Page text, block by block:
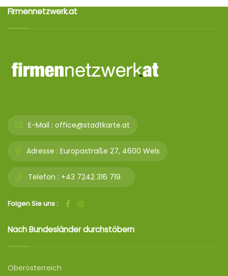
Firmennetzwerk.at
E-Mail : office@stadtkarte.at
Adresse : Europastraße 27, 4600 Wels
Telefon : +43 7242 316 719
Folgen Sie uns :
Nach Bundesländer durchstöbern
Oberösterreich